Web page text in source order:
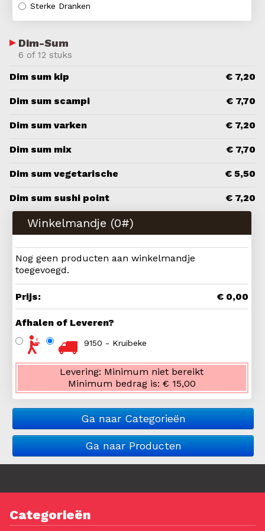
Sterke Dranken
Dim-Sum
6 of 12 stuks
Dim sum kip € 7,20
Dim sum scampi € 7,70
Dim sum varken € 7,20
Dim sum mix € 7,70
Dim sum vegetarische € 5,50
Dim sum sushi point € 7,20
Winkelmandje (0#)
Nog geen producten aan winkelmandje
toegevoegd.
Prijs: € 0,00
Afhalen of Leveren?
9150 - Kruibeke
Levering: Minimum niet bereikt
Minimum bedrag is: € 15,00
Ga naar Categorieën
Ga naar Producten
Categorieën